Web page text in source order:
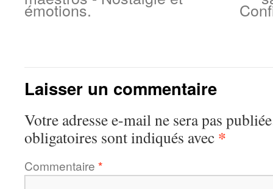
émotions.
Laisser un commentaire
Votre adresse e-mail ne sera pas
obligatoires sont indiqués avec *
Commentaire *